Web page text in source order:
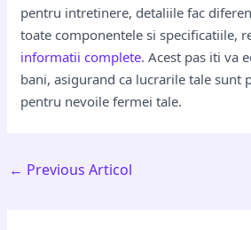
pentru intretinere, detaliile fac
toate componentele si specificatiile,
informatii complete. Acest pas iti va
bani, asigurand ca lucrarile tale sunt
pentru nevoile fermei tale.
← Previous Articol